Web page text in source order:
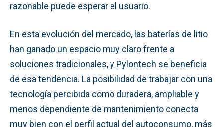
razonable puede esperar el usuario.
En esta evolución del mercado, las baterías de litio
han ganado un espacio muy claro frente a
soluciones tradicionales, y Pylontech se beneficia
de esa tendencia. La posibilidad de trabajar con una
tecnología percibida como duradera, ampliable y
menos dependiente de mantenimiento conecta
muy bien con el perfil actual del autoconsumo, más